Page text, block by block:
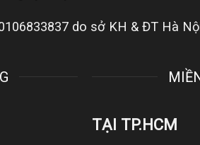
do sở KH & ĐT Hà
TẠI TP.HCM